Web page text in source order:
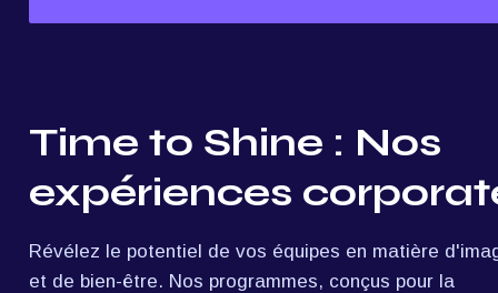
Time to Shine : Nos
expériences
Révélez le potentiel de vos équipes en matière
et de bien-être. Nos programmes, conçus pour la